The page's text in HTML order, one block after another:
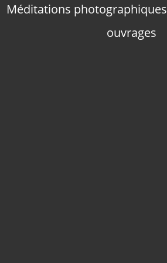
Méditations photographiques
ouvrages